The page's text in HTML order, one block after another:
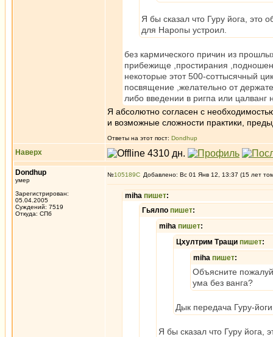
Я бы сказал что Гуру йога, это
для Наропы устроил.
без кармического причин из
прибежище ,простирания
некоторые этот 500-соттысячный
посвящение ,желательно от
либо введении в ригпа или цалванг
Я абсолютно согласен с
и возможные сложности практики,
Ответы на этот пост: Dondhup
Наверх
Dondhup
умер
Зарегистрирован:
05.04.2005
Суждений: 7519
Откуда: СПб
№105189 Добавлено: Вс 01 Янв 12, 13:37 (15 лет
miha пишет:
Гьялпо пишет:
miha пишет:
Цхултрим Тращи пишет:
miha пишет:
Объясните
ума без ванга?
Дык передача Гуру-
Я бы сказал что Гуру йога,